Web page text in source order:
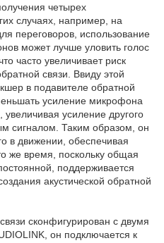
четырех
случаях, например, на
переговоров, использование
может лучше уловить голос
часто увеличивает риск
связи. Ввиду этой
в подавителе обратной
усиление микрофона
усиление другого
сигналом. Таким образом, он
в движении, обеспечивая
же время, поскольку общая
поддерживается
акустической обратной
сконфигурирован с двумя
он подключается к